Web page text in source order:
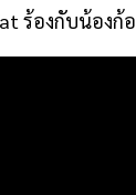
ร้องกับน้องก้